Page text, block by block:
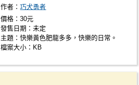
作者：巧犬勇者
價格：30元
發售日期：未定
主題：快樂黃色肥龍多多，快樂的日常。
檔案大小：KB